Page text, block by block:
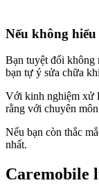
Nếu không
Bạn tuyệt đối không
bạn tự ý sửa chữa
Với kinh nghiệm xử
rằng với chuyên
Nếu bạn còn thắc
nhất.
Caremobile